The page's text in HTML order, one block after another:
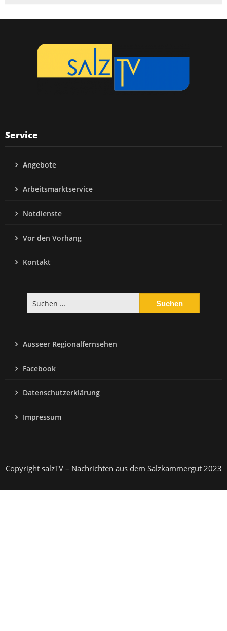
Service
Angebote
Arbeitsmarktservice
Notdienste
Vor den Vorhang
Kontakt
Suchen
nach:
Ausseer Regionalfernsehen
Facebook
Datenschutzerklärung
Impressum
Copyright salzTV – Nachrichten aus dem Salzkammergut 2023